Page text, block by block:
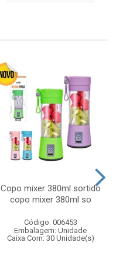
Copo mixer 380ml sortido
copo mixer 380ml so
Código: 006453
Embalagem: Unidade
Caixa Com: 30 Unidade(s)